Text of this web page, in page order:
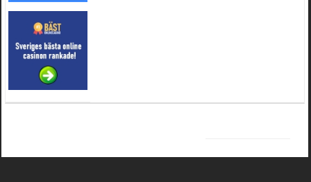
Oscar5:NÃ¥gon som vet vad man kan begÃ¤ra fÃ¶r en Honda TRX 350 FE 2005
4 februari 2025 kl. 19:20:50
Oscar5:44
4 februari 2025 kl. 19:15:36
Greger59:NÃ¤gon som vet har en Cetek 500 EFI
15 januari 2025 kl. 23:49:44
Mrhandsome:SÃÂ¶ker defekta/trasiga fyrhjulingar. Jag betalar bra och du kan nÃÂ¥